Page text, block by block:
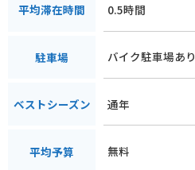
平均滞在時間 0.5時間
駐車場 バイク駐車場あり
ベストシーズン 通年
平均予算 無料